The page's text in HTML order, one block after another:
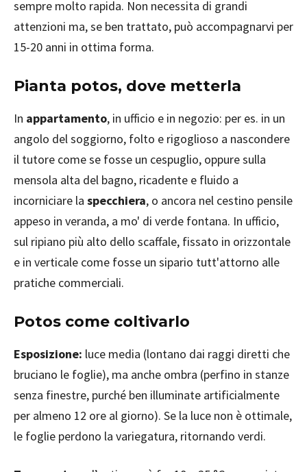
sempre molto rapida. Non necessita di grandi
attenzioni ma, se ben trattato, può accompagnarvi per
15-20 anni in ottima forma.
Pianta potos, dove metterla
In appartamento, in ufficio e in negozio: per es. in un
angolo del soggiorno, folto e rigoglioso a nascondere
il tutore come se fosse un cespuglio, oppure sulla
mensola alta del bagno, ricadente e fluido a
incorniciare la specchiera, o ancora nel cestino pensile
appeso in veranda, a mo' di verde fontana. In ufficio,
sul ripiano più alto dello scaffale, fissato in orizzontale
e in verticale come fosse un sipario tutt'attorno alle
pratiche commerciali.
Potos come coltivarlo
Esposizione: luce media (lontano dai raggi diretti che
bruciano le foglie), ma anche ombra (perfino in stanze
senza finestre, purché ben illuminate artificialmente
per almeno 12 ore al giorno). Se la luce non è ottimale,
le foglie perdono la variegatura, ritornando verdi.